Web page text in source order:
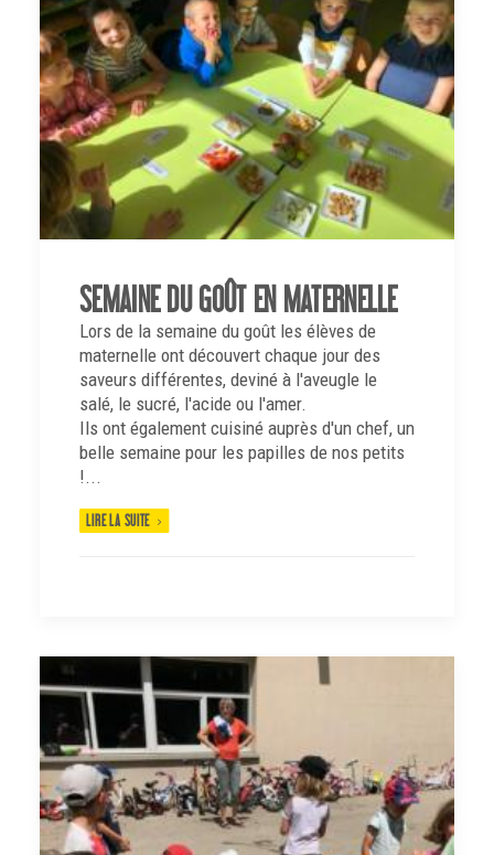
SEMAINE DU GOÛT EN MATERNELLE
Lors de la semaine du goût les élèves de
maternelle ont découvert chaque jour des
saveurs différentes, deviné à l'aveugle le
salé, le sucré, l'acide ou l'amer.
Ils ont également cuisiné auprès d'un chef, un
belle semaine pour les papilles de nos petits
!...
LIRE LA SUITE